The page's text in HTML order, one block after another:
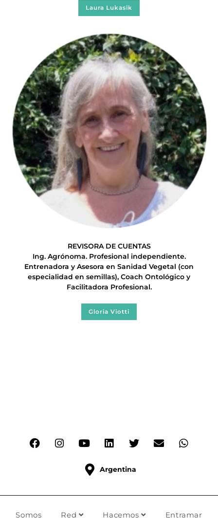
Laura Lukasik
REVISORA DE CUENTAS
Ing. Agrónoma. Profesional independiente.
Entrenadora y Asesora en Sanidad Vegetal (con
especialidad en semillas), Coach Ontológico y
Facilitadora Profesional.
Gloria Viotti
Argentina
Somos Red Hacemos Entramar